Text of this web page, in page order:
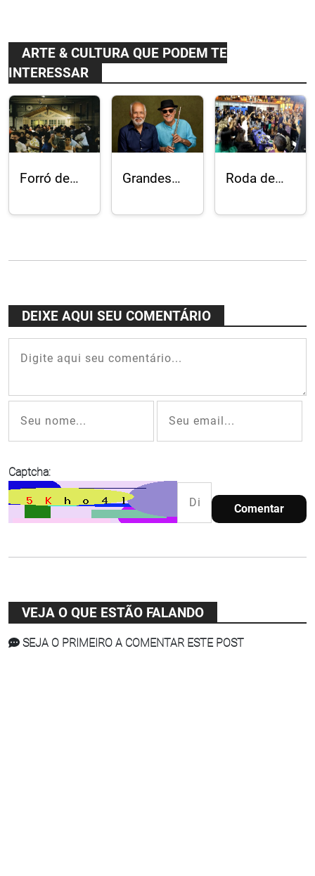
ARTE & CULTURA QUE PODEM TE
INTERESSAR
Forró de
descalço
criação"
Grandes
música
no Festival
Acaso
Cultural
Roda de
Cardosão
DEIXE AQUI SEU COMENTÁRIO
Captcha:
Comentar
VEJA O QUE ESTÃO FALANDO
SEJA O PRIMEIRO A COMENTAR ESTE POST